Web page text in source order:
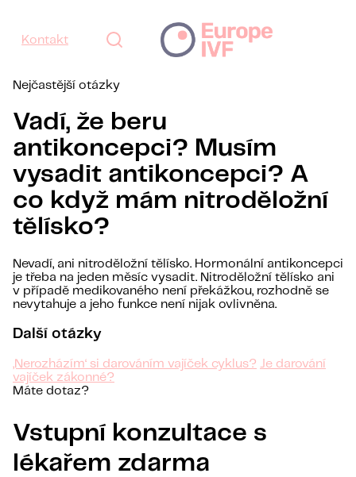
Kontakt
Nejčastější otázky
Vadí, že beru
antikoncepci? Musím
vysadit antikoncepci? A
co když mám nitroděložní
tělísko?
Nevadí, ani nitroděložní tělísko. Hormonální antikoncepci
je třeba na jeden měsíc vysadit. Nitroděložní tělísko ani
v případě medikovaného není překážkou, rozhodně se
nevytahuje a jeho funkce není nijak ovlivněna.
Další otázky
‚Nerozházím‘ si darováním vajíček cyklus?
Je darování
vajíček zákonné?
Máte dotaz?
Vstupní konzultace s
lékařem zdarma